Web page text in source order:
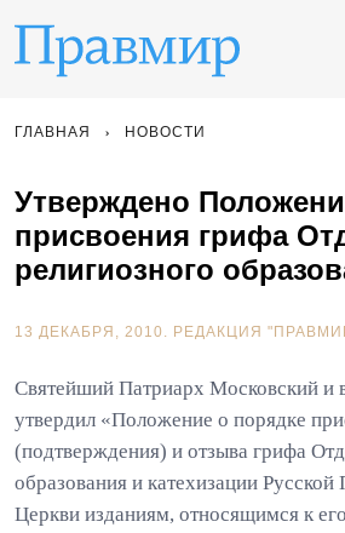
ГЛАВНАЯ НОВОСТИ
Утверждено
присвоения грифа
религиозного
13 ДЕКАБРЯ, 2010. РЕДАКЦИЯ
Святейший Патриарх Московский и
утвердил «Положение о порядке
(подтверждения) и отзыва грифа
образования и катехизации Русской
Церкви изданиям, относящимся к